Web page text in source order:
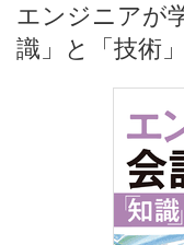
エンジニアが
識」と「技術」